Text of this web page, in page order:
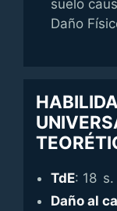
suelo
Daño
TdE: 18 s.
Daño al